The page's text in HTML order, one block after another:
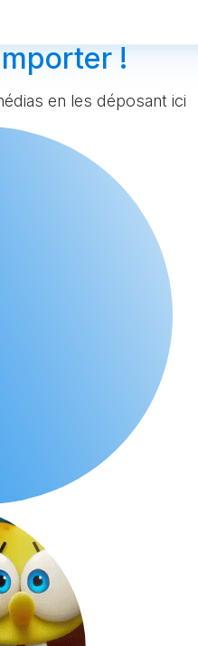
!
en les déposant ici